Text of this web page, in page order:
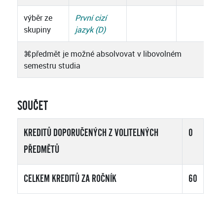
výběr ze
skupiny
První cizí
jazyk (D)
⌘předmět je možné absolvovat v libovolném
semestru studia
SOUČET
KREDITŮ DOPORUČENÝCH Z VOLITELNÝCH
PŘEDMĚTŮ
0
CELKEM KREDITŮ ZA ROČNÍK 60